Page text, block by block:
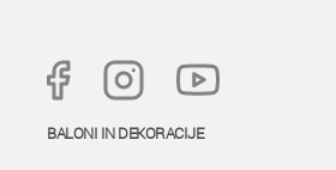
BALONI IN DEKORACIJE